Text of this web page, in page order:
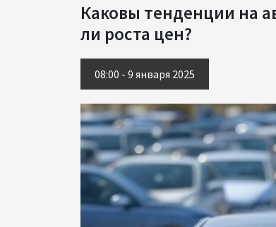
Каковы тенденции на
ли роста цен?
08:00 - 9 января 2025